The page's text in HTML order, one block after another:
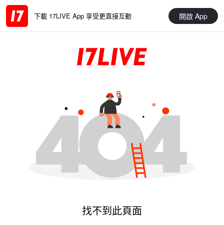
下載 17LIVE App 享受更直接互動 開啟 App
找不到此頁面